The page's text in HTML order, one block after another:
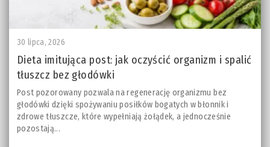
30 lipca, 2026
Dieta imitująca post: jak oczyścić organizm i spalić
tłuszcz bez głodówki
Post pozorowany pozwala na regenerację organizmu bez
głodówki dzięki spożywaniu posiłków bogatych w błonnik i
zdrowe tłuszcze, które wypełniają żołądek, a jednocześnie
pozostają...